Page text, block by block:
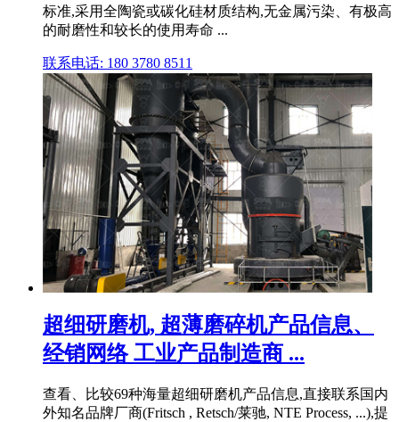
标准,采用全陶瓷或碳化硅材质结构,无金属污染、有极高
的耐磨性和较长的使用寿命 ...
联系电话: 180 3780 8511
超细研磨机, 超薄磨碎机产品信息、
经销网络 工业产品制造商 ...
查看、比较69种海量超细研磨机产品信息,直接联系国内
外知名品牌厂商(Fritsch , Retsch/莱驰, NTE Process, ...),提